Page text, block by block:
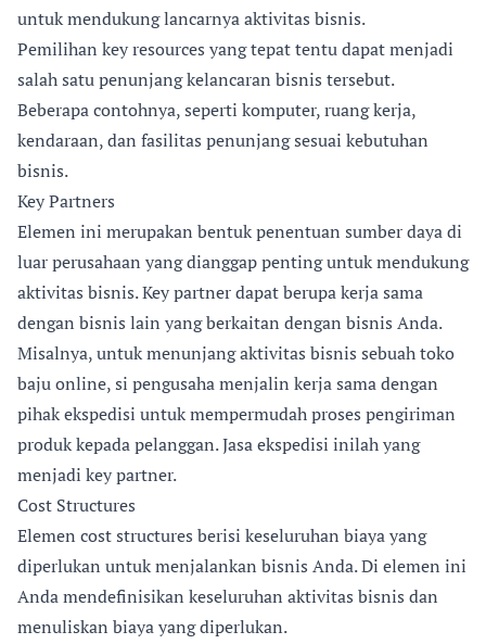
untuk mendukung lancarnya aktivitas bisnis.
Pemilihan key resources yang tepat tentu dapat menjadi
salah satu penunjang kelancaran bisnis tersebut.
Beberapa contohnya, seperti komputer, ruang kerja,
kendaraan, dan fasilitas penunjang sesuai kebutuhan
bisnis.
Key Partners
Elemen ini merupakan bentuk penentuan sumber daya di
luar perusahaan yang dianggap penting untuk mendukung
aktivitas bisnis. Key partner dapat berupa kerja sama
dengan bisnis lain yang berkaitan dengan bisnis Anda.
Misalnya, untuk menunjang aktivitas bisnis sebuah toko
baju online, si pengusaha menjalin kerja sama dengan
pihak ekspedisi untuk mempermudah proses pengiriman
produk kepada pelanggan. Jasa ekspedisi inilah yang
menjadi key partner.
Cost Structures
Elemen cost structures berisi keseluruhan biaya yang
diperlukan untuk menjalankan bisnis Anda. Di elemen ini
Anda mendefinisikan keseluruhan aktivitas bisnis dan
menuliskan biaya yang diperlukan.